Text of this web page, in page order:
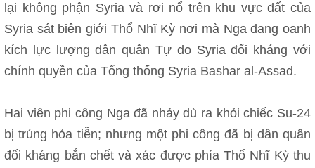
lại không phận Syria và rơi nổ trên khu vực đất của
Syria sát biên giới Thổ Nhĩ Kỳ nơi mà Nga đang oanh
kích lực lượng dân quân Tự do Syria đối kháng với
chính quyền của Tổng thống Syria Bashar al-Assad.
Hai viên phi công Nga đã nhảy dù ra khỏi chiếc Su-24
bị trúng hỏa tiễn; nhưng một phi công đã bị dân quân
đối kháng bắn chết và xác được phía Thổ Nhĩ Kỳ thu